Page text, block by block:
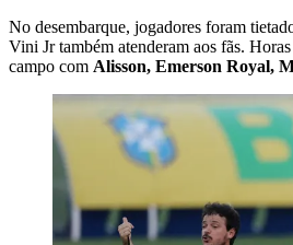
No desembarque, jogadores foram
Vini Jr também atenderam aos fãs.
campo com Alisson, Emerson Royal,